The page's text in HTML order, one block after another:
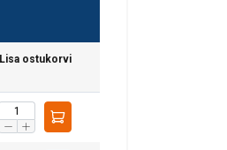
Lisa ostukorvi